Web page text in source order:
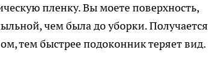
пленку. Вы моете поверхность,
чем была до уборки. Получается
тем быстрее подоконник теряет вид.